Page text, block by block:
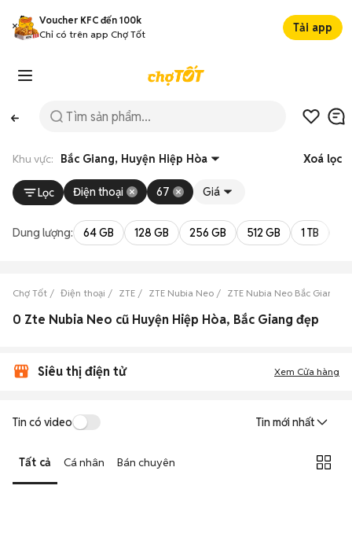
Voucher KFC đến 100k
Chỉ có trên app Chợ Tốt
Tải app
Khu vực: Bắc Giang, Huyện Hiệp Hòa Xoá lọc
Lọc Điện thoại 67 Giá
Dung lượng: 64 GB 128 GB 256 GB 512 GB 1 TB
Chợ Tốt Điện thoại ZTE ZTE Nubia Neo ZTE Nubia Neo Bắc Giang
0 Zte Nubia Neo cũ Huyện Hiệp Hòa, Bắc Giang đẹp
Siêu thị điện tử Xem Cửa hàng
Tin có video Tin mới nhất
Tất cả Cá nhân Bán chuyên